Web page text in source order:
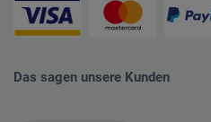
Das sagen unsere Kunden